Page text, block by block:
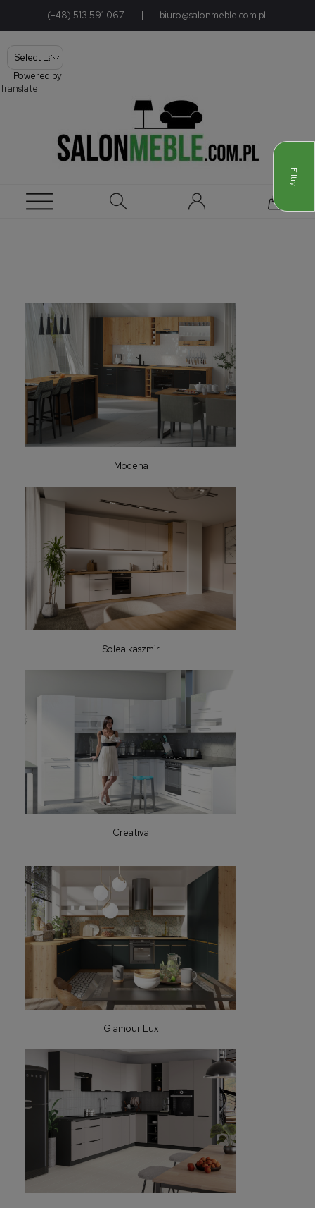
(+48) 513 591 067 | biuro@salonmeble.com.pl
Powered by
Translate
Filtry
Modena
Solea kaszmir
Creativa
Glamour Lux